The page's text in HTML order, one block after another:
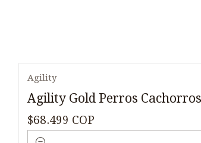
Agility
Agility Gold Perros
$68.499 COP